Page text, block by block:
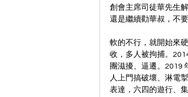
創會主席司徒華先生
還是繼續勸華叔，不
軟的不行，就開始來
收，多人被拘捕。
團滋擾、逼遷。2019
人上門搞破壞、淋電
表達，六四的遊行、